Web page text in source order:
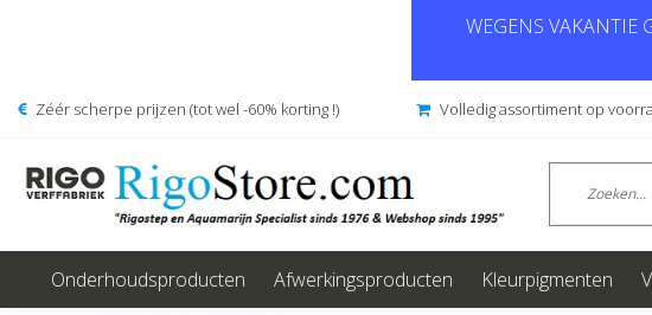
WEGENS VAKANTIE
Zéér scherpe prijzen (tot wel -60% korting !) Volledig assortiment op
Onderhoudsproducten Afwerkingsproducten Kleurpigmenten